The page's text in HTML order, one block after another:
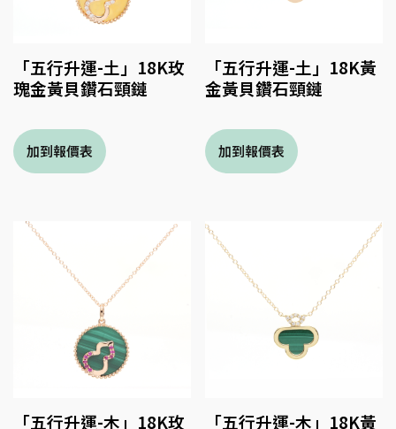
「五行升運-土」18K玫
瑰金黃貝鑽石頸鏈
「五行升運-土」18K黃
金黃貝鑽石頸鏈
「五行升運-木」18K玫 「五行升運-木」18K黃